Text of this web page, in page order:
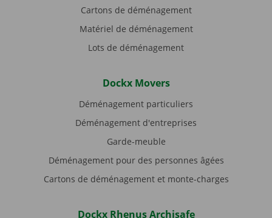
Cartons de déménagement
Matériel de déménagement
Lots de déménagement
Dockx Movers
Déménagement particuliers
Déménagement d'entreprises
Garde-meuble
Déménagement pour des personnes âgées
Cartons de déménagement et monte-charges
Dockx Rhenus Archisafe